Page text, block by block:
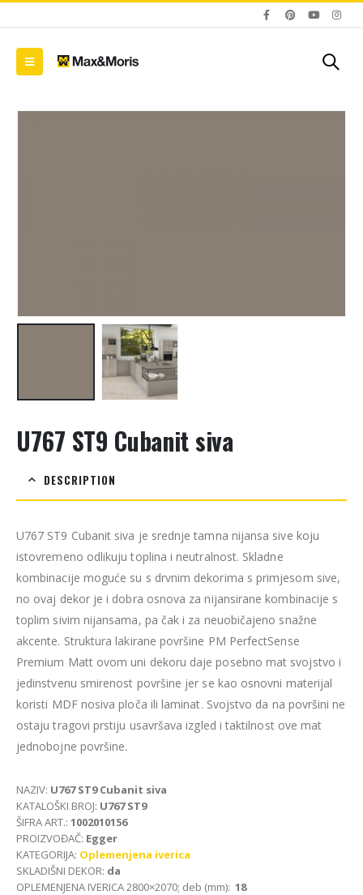
U767 ST9 Cubanit siva
DESCRIPTION
U767 ST9 Cubanit siva je srednje tamna nijansa sive koju
istovremeno odlikuju toplina i neutralnost. Skladne
kombinacije moguće su s drvnim dekorima s primjesom sive,
no ovaj dekor je i dobra osnova za nijansirane kombinacije s
toplim sivim nijansama, pa čak i za neuobičajeno snažne
akcente. Struktura lakirane površine PM PerfectSense
Premium Matt ovom uni dekoru daje posebno mat svojstvo i
jedinstvenu smirenost površine jer se kao osnovni materijal
koristi MDF nosiva ploča ili laminat. Svojstvo da na površini ne
ostaju tragovi prstiju usavršava izgled i taktilnost ove mat
jednobojne površine.
NAZIV: U767 ST9 Cubanit siva
KATALOŠKI BROJ: U767 ST9
ŠIFRA ART.: 1002010156
PROIZVOĐAČ: Egger
KATEGORIJA: Oplemenjena iverica
SKLADIŠNI DEKOR: da
OPLEMENJENA IVERICA 2800×2070; deb (mm): 18